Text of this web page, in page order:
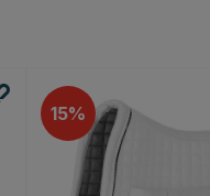
15